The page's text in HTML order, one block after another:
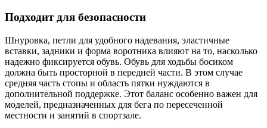
Подходит для безопасности
Шнуровка, петли для удобного надевания, эластичные
вставки, задники и форма воротника влияют на то, насколько
надежно фиксируется обувь. Обувь для ходьбы босиком
должна быть просторной в передней части. В этом случае
средняя часть стопы и область пятки нуждаются в
дополнительной поддержке. Этот баланс особенно важен для
моделей, предназначенных для бега по пересеченной
местности и занятий в спортзале.